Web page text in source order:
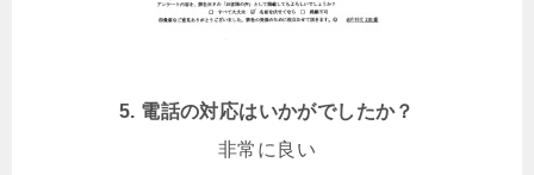
5. 電話の対応はいかがでしたか？
非常に良い